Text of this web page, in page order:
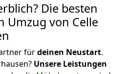
Die besten
Umzug von Celle
fürdeinen Neustart.
Unsere Leistungen